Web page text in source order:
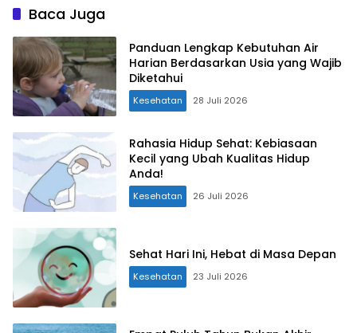
Baca Juga
Panduan Lengkap Kebutuhan Air
Harian Berdasarkan Usia yang Wajib
Diketahui
Kesehatan 28 Juli 2026
Rahasia Hidup Sehat: Kebiasaan
Kecil yang Ubah Kualitas Hidup
Anda!
Kesehatan 26 Juli 2026
Sehat Hari Ini, Hebat di Masa Depan
Kesehatan 23 Juli 2026